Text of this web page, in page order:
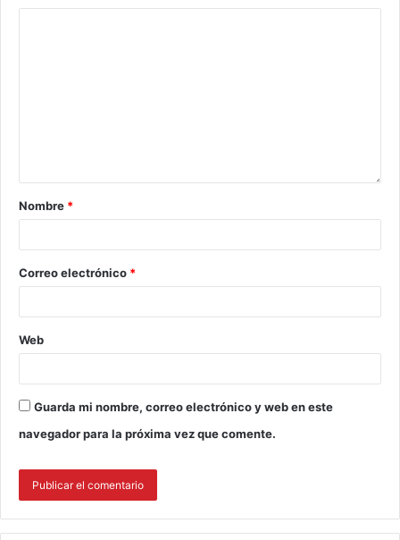
Nombre *
Correo electrónico *
Web
Guarda mi nombre, correo electrónico y web en este
navegador para la próxima vez que comente.